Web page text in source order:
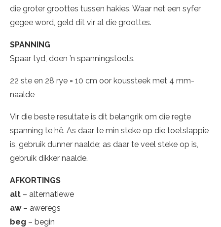
die groter groottes tussen hakies. Waar net een syfer
gegee word, geld dit vir al die groottes.
SPANNING
Spaar tyd, doen ’n spanningstoets.
22 ste en 28 rye = 10 cm oor koussteek met 4 mm-
naalde
Vir die beste resultate is dit belangrik om die regte
spanning te hê. As daar te min steke op die toetslappie
is, gebruik dunner naalde; as daar te veel steke op is,
gebruik dikker naalde.
AFKORTINGS
alt – alternatiewe
aw – aweregs
beg – begin